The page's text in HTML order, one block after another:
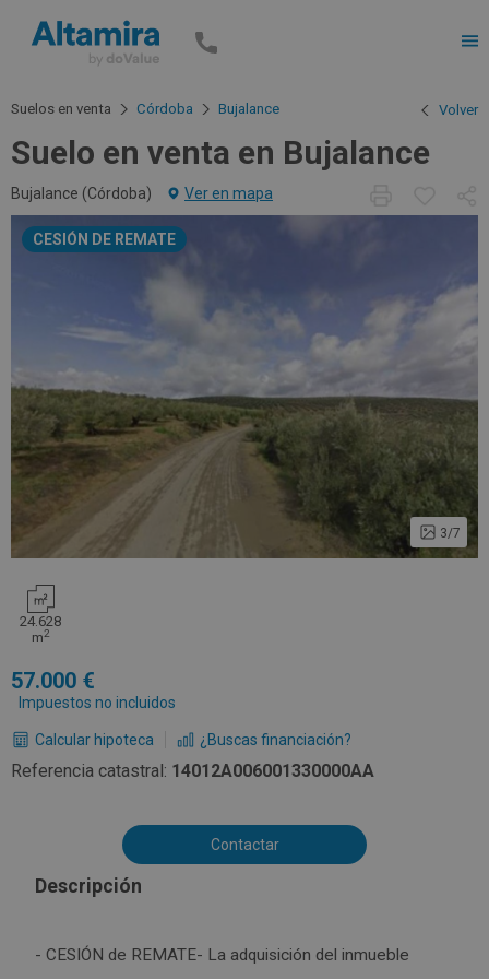
Suelos en venta Córdoba Bujalance Volver
Suelo en venta en Bujalance
Bujalance (Córdoba) Ver en mapa
CESIÓN DE REMATE
3/7
24.628
m2
57.000
Impuestos no incluidos
Calcular hipoteca ¿Buscas financiación?
Referencia catastral: 14012A006001330000AA
Contactar
Descripción
- CESIÓN de REMATE- La adquisición del inmueble